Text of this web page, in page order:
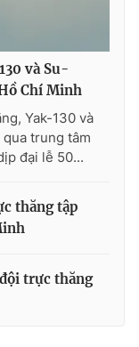
và Su-
Chí Minh
Yak-130 và
trung tâm
đại lễ 50...
thăng tập
trực thăng